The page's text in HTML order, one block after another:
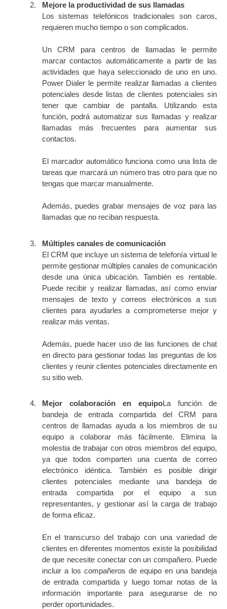
Mejore la productividad de sus llamadas
Los sistemas telefónicos tradicionales son caros,
requieren mucho tiempo o son complicados.
Un CRM para centros de llamadas le permite
marcar contactos automáticamente a partir de las
actividades que haya seleccionado de uno en uno.
Power Dialer le permite realizar llamadas a clientes
potenciales desde listas de clientes potenciales sin
tener que cambiar de pantalla. Utilizando esta
función, podrá automatizar sus llamadas y realizar
llamadas más frecuentes para aumentar sus
contactos.
El marcador automático funciona como una lista de
tareas que marcará un número tras otro para que no
tengas que marcar manualmente.
Además, puedes grabar mensajes de voz para las
llamadas que no reciban respuesta.
Múltiples canales de comunicación
El CRM que incluye un sistema de telefonía virtual le
permite gestionar múltiples canales de comunicación
desde una única ubicación. También es rentable.
Puede recibir y realizar llamadas, así como enviar
mensajes de texto y correos electrónicos a sus
clientes para ayudarles a comprometerse mejor y
realizar más ventas.
Además, puede hacer uso de las funciones de chat
en directo para gestionar todas las preguntas de los
clientes y reunir clientes potenciales directamente en
su sitio web.
Mejor colaboración en equipoLa función de
bandeja de entrada compartida del CRM para
centros de llamadas ayuda a los miembros de su
equipo a colaborar más fácilmente. Elimina la
molestia de trabajar con otros miembros del equipo,
ya que todos comparten una cuenta de correo
electrónico idéntica. También es posible dirigir
clientes potenciales mediante una bandeja de
entrada compartida por el equipo a sus
representantes, y gestionar así la carga de trabajo
de forma eficaz.
En el transcurso del trabajo con una variedad de
clientes en diferentes momentos existe la posibilidad
de que necesite conectar con un compañero. Puede
incluir a los compañeros de equipo en una bandeja
de entrada compartida y luego tomar notas de la
información importante para asegurarse de no
perder oportunidades.